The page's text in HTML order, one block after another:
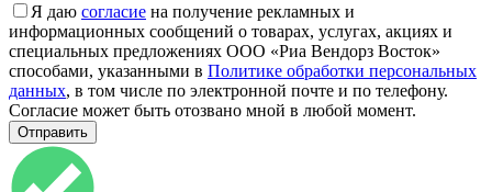
Я даю согласие на получение рекламных и
информационных сообщений о товарах, услугах, акциях и
специальных предложениях ООО «Риа Вендорз Восток»
способами, указанными в Политике обработки персональных
данных, в том числе по электронной почте и по телефону.
Согласие может быть отозвано мной в любой момент.